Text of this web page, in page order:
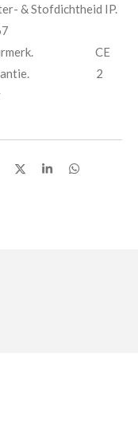
& Stofdichtheid IP.
CE
2
D
S
D